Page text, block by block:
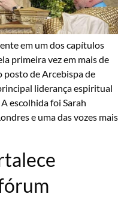
em um dos capítulos
primeira vez em mais de
posto de Arcebispa de
liderança espiritual
escolhida foi Sarah
e uma das vozes mais